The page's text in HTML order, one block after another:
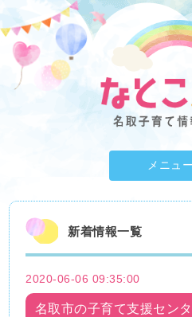
メニュー
新着情報一覧
2020-06-06 09:35:00
名取市の子育て支援セン